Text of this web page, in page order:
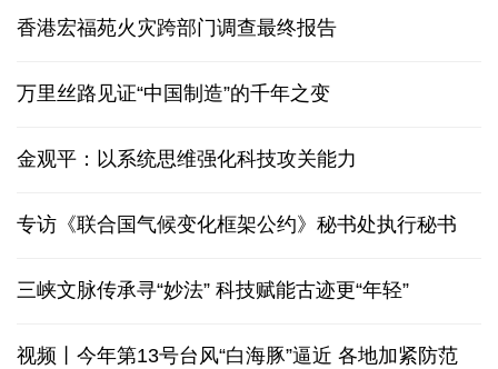
香港宏福苑火灾跨部门调查最终报告
万里丝路见证“中国制造”的千年之变
金观平：以系统思维强化科技攻关能力
专访《联合国气候变化框架公约》秘书处执行秘书
三峡文脉传承寻“妙法” 科技赋能古迹更“年轻”
视频丨今年第13号台风“白海豚”逼近 各地加紧防范